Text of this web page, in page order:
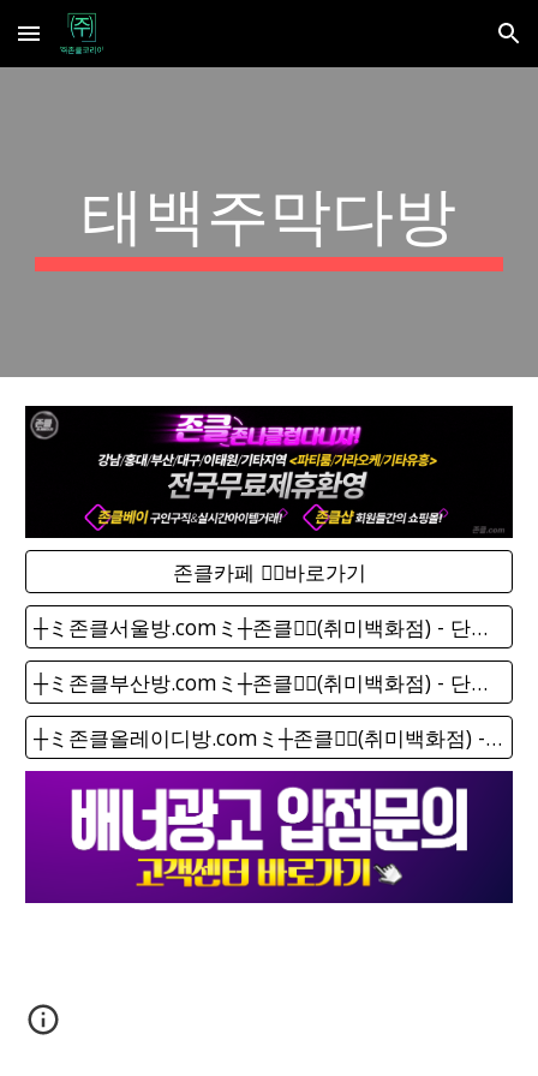
Skip to main content Skip to navigation
태백주막다방
존클카페 ❤️‍🔥바로가기
┼ミ존클서울방.comミ┼존클❤️‍🔥(취미백화점) - 단톡방
┼ミ존클부산방.comミ┼존클❤️‍🔥(취미백화점) - 단톡방
┼ミ존클올레이디방.comミ┼존클❤️‍🔥(취미백화점) - 단톡방